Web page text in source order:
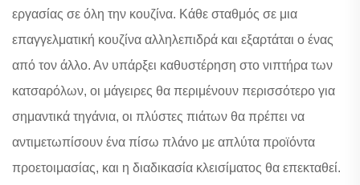
εργασίας σε όλη την κουζίνα. Κάθε σταθμός σε μια
επαγγελματική κουζίνα αλληλεπιδρά και εξαρτάται ο ένας
από τον άλλο. Αν υπάρξει καθυστέρηση στο νιπτήρα των
κατσαρόλων, οι μάγειρες θα περιμένουν περισσότερο για
σημαντικά τηγάνια, οι πλύστες πιάτων θα πρέπει να
αντιμετωπίσουν ένα πίσω πλάνο με απλύτα προϊόντα
προετοιμασίας, και η διαδικασία κλεισίματος θα επεκταθεί.